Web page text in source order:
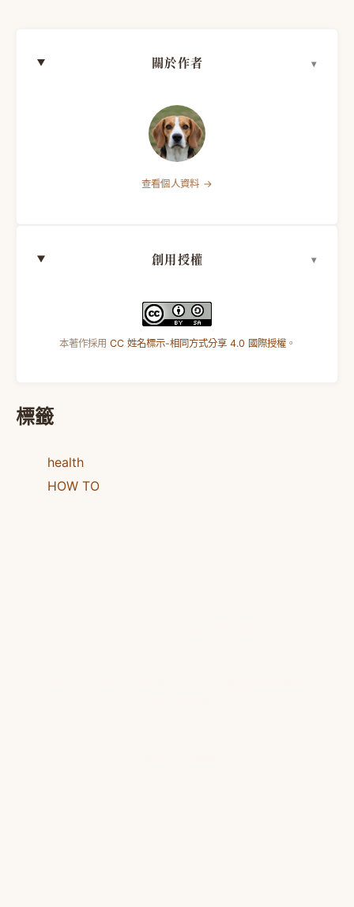
關於作者
查看個人資料 →
創用授權
本著作採用 CC 姓名標示-相同方式分享 4.0 國際授權。
標籤
health
HOW TO